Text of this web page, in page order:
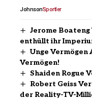
JohnsonSportler
Jerome
enthüllt ihr
Unge
Vermögen!
Shaiden Rogue
Robert Geiss
der Reality-TV-